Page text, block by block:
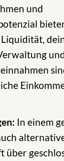
und
In einem